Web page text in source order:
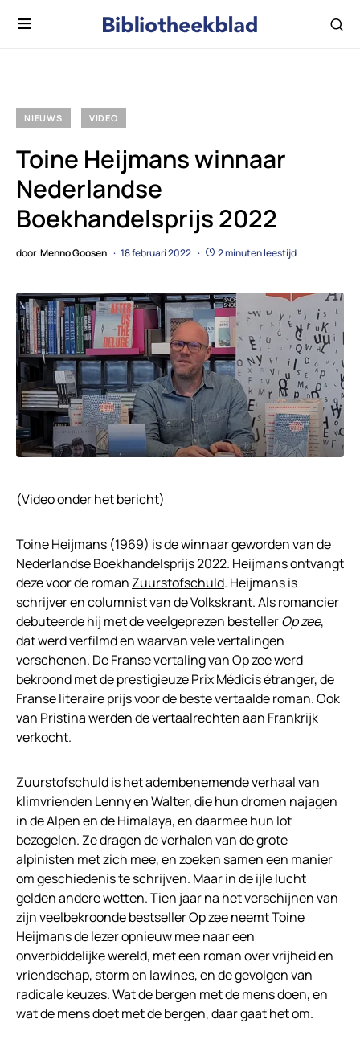
NIEUWS VIDEO
Toine Heijmans winnaar
Nederlandse
Boekhandelsprijs 2022
door Menno Goosen 18 februari 2022 2 minuten leestijd
(Video onder het bericht)
Toine Heijmans (1969) is de winnaar geworden van de
Nederlandse Boekhandelsprijs 2022. Heijmans ontvangt
deze voor de roman Zuurstofschuld. Heijmans is
schrijver en columnist van de Volkskrant. Als romancier
debuteerde hij met de veelgeprezen bestellerOp zee,
dat werd verfilmd en waarvan vele vertalingen
verschenen. De Franse vertaling van Op zee werd
bekroond met de prestigieuze Prix Médicis étranger, de
Franse literaire prijs voor de beste vertaalde roman. Ook
van Pristina werden de vertaalrechten aan Frankrijk
verkocht.
Zuurstofschuld is het adembenemende verhaal van
klimvrienden Lenny en Walter, die hun dromen najagen
in de Alpen en de Himalaya, en daarmee hun lot
bezegelen. Ze dragen de verhalen van de grote
alpinisten met zich mee, en zoeken samen een manier
om geschiedenis te schrijven. Maar in de ijle lucht
gelden andere wetten. Tien jaar na het verschijnen van
zijn veelbekroonde bestseller Op zee neemt Toine
Heijmans de lezer opnieuw mee naar een
onverbiddelijke wereld, met een roman over vrijheid en
vriendschap, storm en lawines, en de gevolgen van
radicale keuzes. Wat de bergen met de mens doen, en
wat de mens doet met de bergen, daar gaat het om.